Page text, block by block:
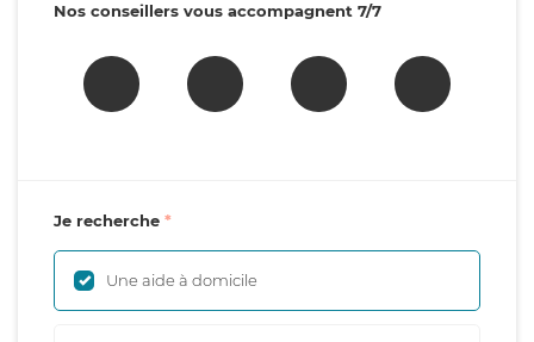
Nos conseillers vous accompagnent 7/7
Je recherche
Une aide à domicile